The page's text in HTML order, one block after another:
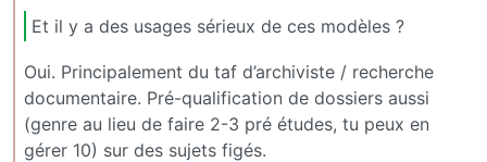
Et il y a des usages sérieux de ces modèles ?
Oui. Principalement du taf d’archiviste / recherche
documentaire. Pré-qualification de dossiers aussi
(genre au lieu de faire 2-3 pré études, tu peux en
gérer 10) sur des sujets figés.